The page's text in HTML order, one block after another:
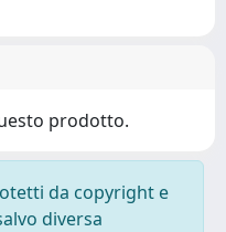
prodotto.
da copyright e
diversa